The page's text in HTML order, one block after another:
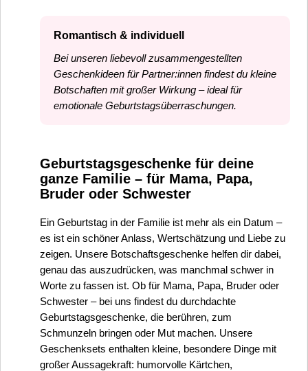
Romantisch & individuell
Bei unseren liebevoll zusammengestellten
Geschenkideen für Partner:innen findest du kleine
Botschaften mit großer Wirkung – ideal für
emotionale Geburtstagsüberraschungen.
Geburtstagsgeschenke für deine
ganze Familie – für Mama, Papa,
Bruder oder Schwester
Ein Geburtstag in der Familie ist mehr als ein Datum –
es ist ein schöner Anlass, Wertschätzung und Liebe zu
zeigen. Unsere Botschaftsgeschenke helfen dir dabei,
genau das auszudrücken, was manchmal schwer in
Worte zu fassen ist. Ob für Mama, Papa, Bruder oder
Schwester – bei uns findest du durchdachte
Geburtstagsgeschenke, die berühren, zum
Schmunzeln bringen oder Mut machen. Unsere
Geschenksets enthalten kleine, besondere Dinge mit
großer Aussagekraft: humorvolle Kärtchen,